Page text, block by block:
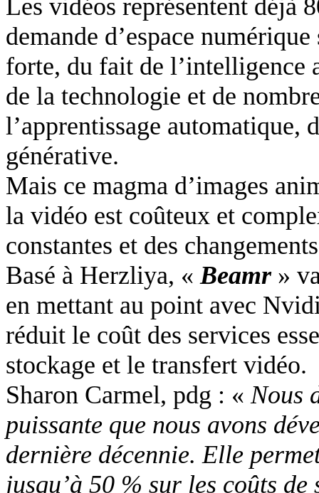
Les vidéos représentent déjà
demande d’espace
forte, du fait de
de la technologie et de
l’apprentissage automatique,
générative.
Mais ce magma d’images
la vidéo est coûteux et
constantes et des
Basé à Herzliya, « Beamr »
en mettant au point avec
réduit le coût des services
stockage et le transfert vidéo.
Sharon Carmel, pdg : « Nous
puissante que nous avons
dernière décennie. Elle
jusqu’à 50 % sur les coûts